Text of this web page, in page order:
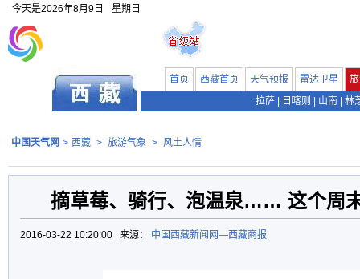
今天是2026年8月9日 星期日
首页 西藏首页 天气预报 雷达卫星
拉萨
日喀则 山南 林
中国天气网 > 西藏 > 旅游气象 > 风土人情
摘草莓、骑行、泡温泉…… 这个周
2016-03-22 10:20:00 来源： 中国西藏新闻网—西藏商报